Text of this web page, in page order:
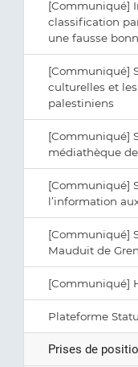
[Communiqué]
classification
une fausse
[Communiqué]
culturelles et
palestiniens
[Communiqué]
médiathèque
[Communiqué]
l’information
[Communiqué]
Mauduit de
[Communiqué]
Plateforme
Prises de